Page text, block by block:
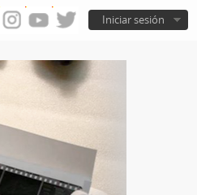
Iniciar sesión